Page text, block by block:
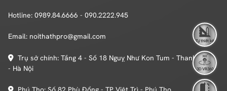
Hotline: 0989.84.6666 - 090.2222.945
Email: noithathpro@gmail.com
Trụ sở chính: Tầng 4 - Số 18 Nguỵ Như Kon Tum - Thanh Xuân
- Hà Nội
Tự thiết kế
3D VR360